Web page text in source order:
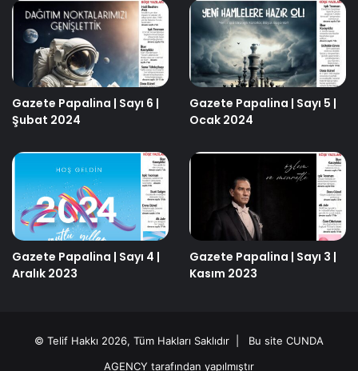
Gazete Papalina | Sayı 6 |
Şubat 2024
Gazete Papalina | Sayı 5 |
Ocak 2024
Gazete Papalina | Sayı 4 |
Aralık 2023
Gazete Papalina | Sayı 3 |
Kasım 2023
© Telif Hakkı 2026, Tüm Hakları Saklıdır | Bu site CUNDA
AGENCY tarafından yapılmıştır